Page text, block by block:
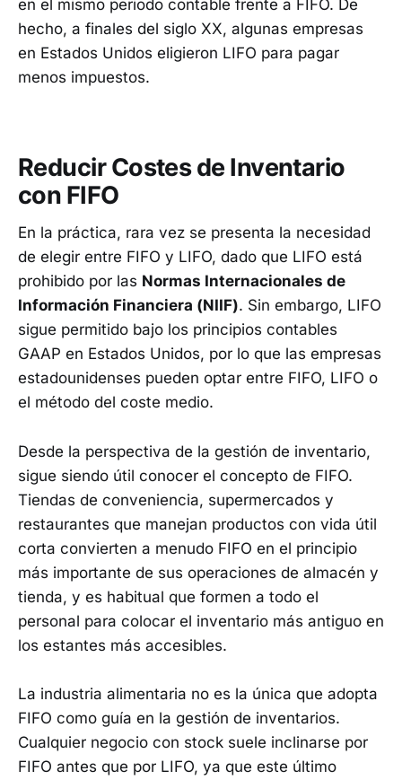
en el mismo periodo contable frente a FIFO. De
hecho, a finales del siglo XX, algunas empresas
en Estados Unidos eligieron LIFO para pagar
menos impuestos.
Reducir Costes de Inventario
con FIFO
En la práctica, rara vez se presenta la necesidad
de elegir entre FIFO y LIFO, dado que LIFO está
prohibido por las Normas Internacionales de
Información Financiera (NIIF). Sin embargo, LIFO
sigue permitido bajo los principios contables
GAAP en Estados Unidos, por lo que las empresas
estadounidenses pueden optar entre FIFO, LIFO o
el método del coste medio.
Desde la perspectiva de la gestión de inventario,
sigue siendo útil conocer el concepto de FIFO.
Tiendas de conveniencia, supermercados y
restaurantes que manejan productos con vida útil
corta convierten a menudo FIFO en el principio
más importante de sus operaciones de almacén y
tienda, y es habitual que formen a todo el
personal para colocar el inventario más antiguo en
los estantes más accesibles.
La industria alimentaria no es la única que adopta
FIFO como guía en la gestión de inventarios.
Cualquier negocio con stock suele inclinarse por
FIFO antes que por LIFO, ya que este último